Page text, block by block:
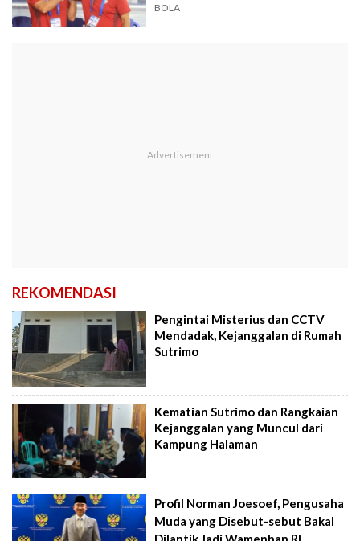
BOLA
REKOMENDASI
Pengintai Misterius dan CCTV
Mendadak, Kejanggalan di Rumah
Sutrimo
Kematian Sutrimo dan Rangkaian
Kejanggalan yang Muncul dari
Kampung Halaman
Profil Norman Joesoef, Pengusaha
Muda yang Disebut-sebut Bakal